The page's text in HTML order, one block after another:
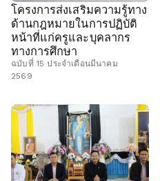
โครงการส่งเสริมความรู้ทาง
ด้านกฎหมายในการปฏิบัติ
หน้าที่แก่ครูและบุคลากร
ทางการศึกษา
ฉบับที่ 15 ประจำเดือนมีนาคม
2569